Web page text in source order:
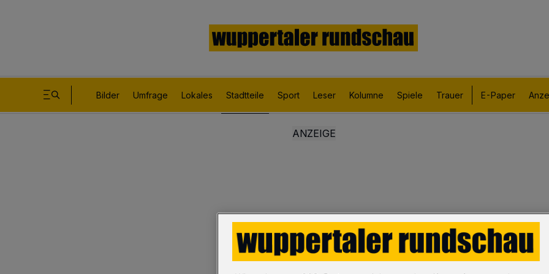
Bilder Umfrage Lokales Stadtteile Sport Leser Kolumne Spiele Trauer E-Paper